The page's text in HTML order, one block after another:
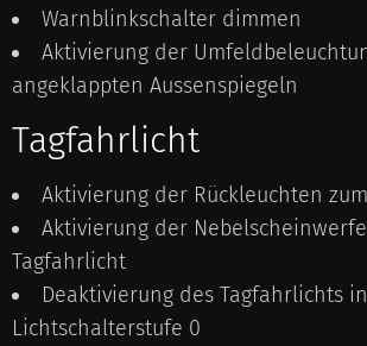
Warnblinkschalter dimmen
Aktivierung der
angeklappten Aussenspiegeln
Tagfahrlicht
Aktivierung der Rückleuchten
Aktivierung der
Tagfahrlicht
Deaktivierung des Tagfahrlichts in
Lichtschalterstufe 0